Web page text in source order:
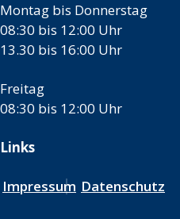
Montag bis Donnerstag
08:30 bis 12:00 Uhr
13.30 bis 16:00 Uhr
Freitag
08:30 bis 12:00 Uhr
Links
Impressum Datenschutz